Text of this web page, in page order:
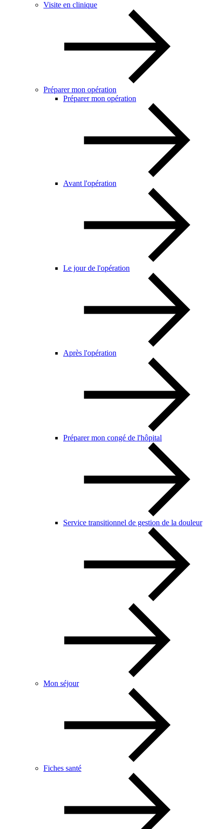
Visite en clinique
Préparer mon opération
Préparer mon opération
Avant l'opération
Le jour de l'opération
Après l'opération
Préparer mon congé de l'hôpital
Service transitionnel de gestion de la douleur
Mon séjour
Fiches santé